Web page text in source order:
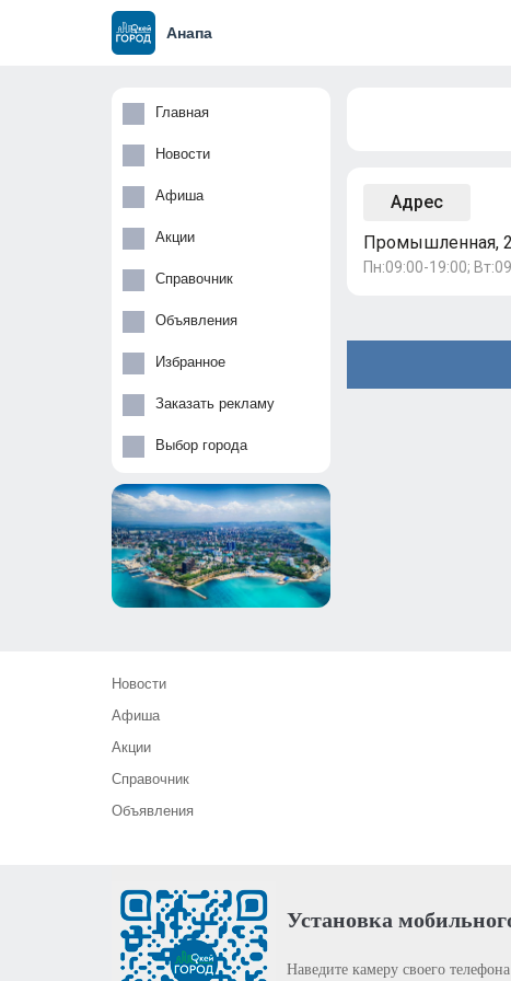
Анапа
Главная
Новости
Афиша
Акции
Справочник
Объявления
Избранное
Заказать рекламу
Выбор города
Адрес
Промышленная,
Пн:09:00-19:00;
Новости
Афиша
Акции
Справочник
Объявления
Установка
Наведите камеру своего